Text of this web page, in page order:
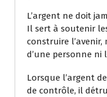
L’argent ne doit
Il sert à soutenir
construire
d’une personne ni
Lorsque l’argent
de contrôle, il